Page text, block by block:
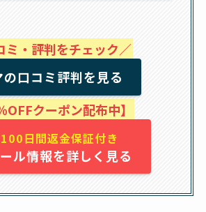
ミ・評判をチェック／
の口コミ評判を見る
OFFクーポン配布中】
100日間返金保証付き
ル情報を詳しく見る